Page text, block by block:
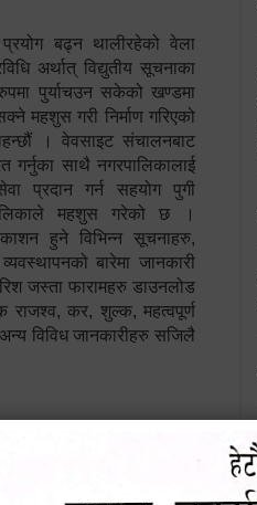
बढ्न थालीरहेको वेला
अर्थात् विद्युतीय सूचनाका
पुर्याचउन सकेको खण्डमा
महशुस गरी निर्माण गरिएको
। वेवसाइट संचालनबाट
गर्नुका साथै नगरपालिकालाई
प्रदान गर्न सहयोग पुगी
महशुस गरेको छ ।
हुने विभिन्न सूचनाहरु,
बारेमा जानकारी
जस्ता फारामहरु डाउनलोड
राजश्व, कर, शुल्क, महत्वपूर्ण
विविध जानकारीहरु सजिलै
सम्बन्धी सूचना !!